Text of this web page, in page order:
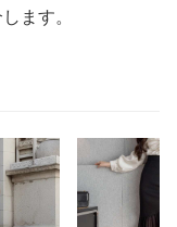
ます。